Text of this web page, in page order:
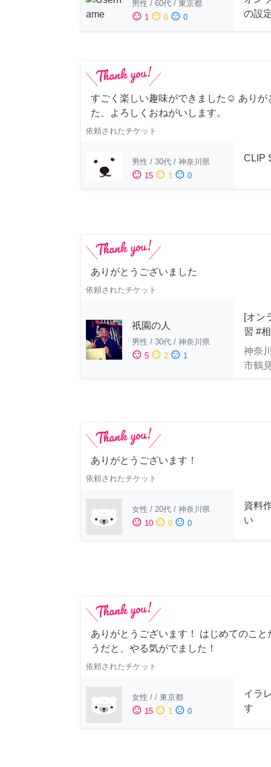
男性 / 60代 / 東京都
sentiment_satisfied 1 sentiment_neutral 0 sentiment_dissatisfied 0
の設
すごく楽しい趣味ができました☺︎ ありが
た、よろしくおねがいします。
依頼されたチケット
男性 / 30代 / 神奈川県
sentiment_satisfied 15 sentiment_neutral 1 sentiment_dissatisfied 0
CLIP
ありがとうございました
依頼されたチケット
祇園の人
男性 / 30代 / 神奈川県
sentiment_satisfied 5 sentiment_neutral 2 sentiment_dissatisfied 1
[オン
習 #
神奈
市鶴
ありがとうございます！
依頼されたチケット
女性 / 20代 / 神奈川県
sentiment_satisfied 10 sentiment_neutral 0 sentiment_dissatisfied 0
資料
い
ありがとうございます！ はじめてのこ
うだと、やる気がでました！
依頼されたチケット
女性 / / 東京都
sentiment_satisfied 15 sentiment_neutral 1 sentiment_dissatisfied 0
イラ
す